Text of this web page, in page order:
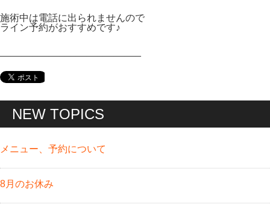
施術中は電話に出られませんので
ライン予約がおすすめです♪
NEW TOPICS
メニュー、予約について
8月のお休み